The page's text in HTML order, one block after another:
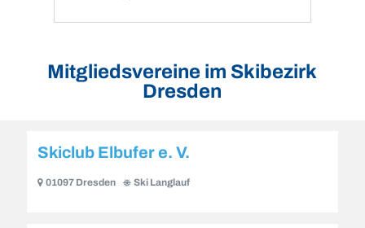
Mitgliedsvereine im Skibezirk
Dresden
Skiclub Elbufer e. V.
01097 Dresden Ski Langlauf